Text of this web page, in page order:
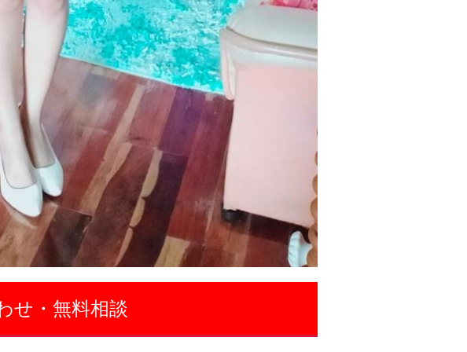
せ・無料相談